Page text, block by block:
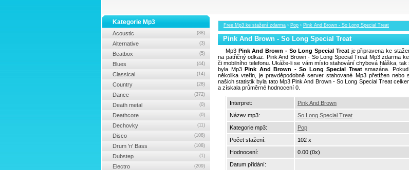
Free Mp3 ke stažení zdarma › Pop › Pink And Brown - So Long Special Treat
Pink And Brown - So Long Special Treat
Mp3 Pink And Brown - So Long Special Treatje připravena ke
na patřičný odkaz. Pink And Brown - So Long Special Treat Mp3 zdarma
či mobilního telefonu. Ukáže-li se vám místo stahování chybová hláška,
byla Mp3 Pink And Brown - So Long Special Treatsmazána.
několika vteřin, je pravděpodobně server stahované Mp3 přetížen nebo
našich statistik byla tato Mp3 Pink And Brown - So Long Special Treat
a získala průměrné hodnocení 0.
Interpret:
Pink And Brown
Název mp3:
So Long Special Treat
Kategorie mp3:
Pop
Počet stažení:
102 x
Hodnocení:
0.00 (0x)
Datum přidání:
Kategorie Mp3
Acoustic (88)
Alternative (3)
Beatbox (5)
Blues (44)
Classical (14)
Country (28)
Dance (372)
Death metal (0)
Deathcore (0)
Dechovky (11)
Disco (108)
Drum 'n' Bass (108)
Dubstep (1)
Electro (209)